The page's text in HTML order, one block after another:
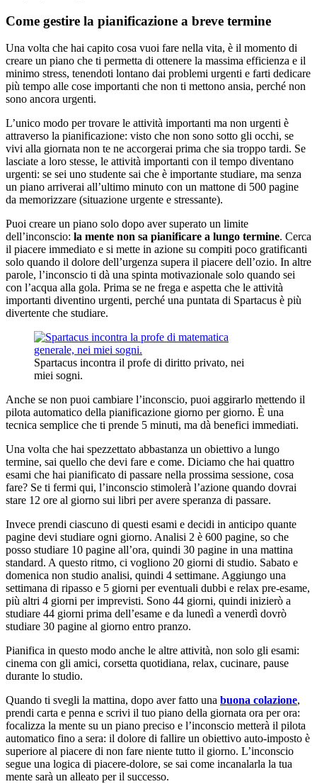
Come gestire la pianificazione a breve termine
Una volta che hai capito cosa vuoi fare nella vita, è il momento di
creare un piano che ti permetta di ottenere la massima efficienza e il
minimo stress, tenendoti lontano dai problemi urgenti e farti dedicare
più tempo alle cose importanti che non ti mettono ansia, perché non
sono ancora urgenti.
L’unico modo per trovare le attività importanti ma non urgenti è
attraverso la pianificazione: visto che non sono sotto gli occhi, se
vivi alla giornata non te ne accorgerai prima che sia troppo tardi. Se
lasciate a loro stesse, le attività importanti con il tempo diventano
urgenti: se sei uno studente sai che è importante studiare, ma senza
un piano arriverai all’ultimo minuto con un mattone di 500 pagine
da memorizzare (situazione urgente e stressante).
Puoi creare un piano solo dopo aver superato un limite
dell’inconscio: la mente non sa pianificare a lungo termine. Cerca
il piacere immediato e si mette in azione su compiti poco gratificanti
solo quando il dolore dell’urgenza supera il piacere dell’ozio. In altre
parole, l’inconscio ti dà una spinta motivazionale solo quando sei
con l’acqua alla gola. Prima se ne frega e aspetta che le attività
importanti diventino urgenti, perché una puntata di Spartacus è più
divertente che studiare.
Spartacus incontra il profe di diritto privato, nei
miei sogni.
Anche se non puoi cambiare l’inconscio, puoi aggirarlo mettendo il
pilota automatico della pianificazione giorno per giorno. È una
tecnica semplice che ti prende 5 minuti, ma dà benefici immediati.
Una volta che hai spezzettato abbastanza un obiettivo a lungo
termine, sai quello che devi fare e come. Diciamo che hai quattro
esami che hai pianificato di passare nella prossima sessione, cosa
fare? Se ti fermi qui, l’inconscio stimolerà l’azione quando dovrai
stare 12 ore al giorno sui libri per avere speranza di passare.
Invece prendi ciascuno di questi esami e decidi in anticipo quante
pagine devi studiare ogni giorno. Analisi 2 è 600 pagine, so che
posso studiare 10 pagine all’ora, quindi 30 pagine in una mattina
standard. A questo ritmo, ci vogliono 20 giorni di studio. Sabato e
domenica non studio analisi, quindi 4 settimane. Aggiungo una
settimana di ripasso e 5 giorni per eventuali dubbi e relax pre-esame,
più altri 4 giorni per imprevisti. Sono 44 giorni, quindi inizierò a
studiare 44 giorni prima dell’esame e da lunedì a venerdì dovrò
studiare 30 pagine al giorno entro pranzo.
Pianifica in questo modo anche le altre attività, non solo gli esami:
cinema con gli amici, corsetta quotidiana, relax, cucinare, pause
durante lo studio.
Quando ti svegli la mattina, dopo aver fatto una buona colazione,
prendi carta e penna e scrivi il tuo piano della giornata ora per ora:
focalizza la mente su un piano preciso e l’inconscio metterà il pilota
automatico fino a sera: il dolore di fallire un obiettivo auto-imposto è
superiore al piacere di non fare niente tutto il giorno. L’inconscio
segue una logica di piacere-dolore, se sai come incanalarla la tua
mente sarà un alleato per il successo.